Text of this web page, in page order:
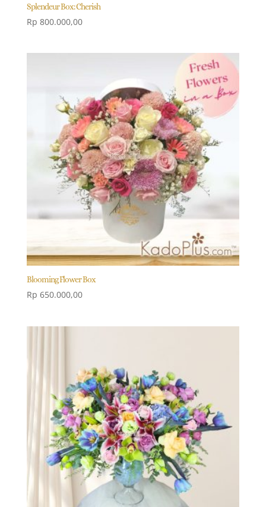
Splendeur Box: Cherish
Rp 800.000,00
Blooming Flower Box
Rp 650.000,00